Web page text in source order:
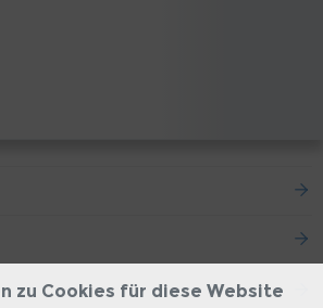
zu Cookies für diese Website